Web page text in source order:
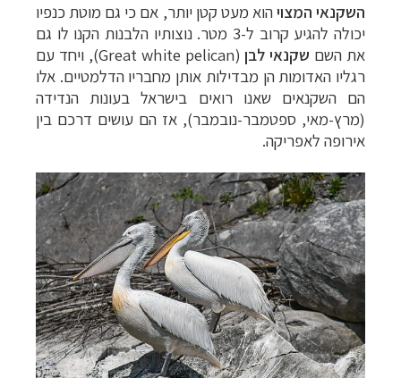
השקנאי המצויהוא מעט קטן יותר, אם כי גם מוטת כנפיו
יכולה להגיע קרוב ל-3 מטר. נוצותיו הלבנות הקנו לו גם
את השם שקנאי לבן(
Great white pelican), ויחד עם
רגליו האדומות הן מבדילות אותן מחבריו הדלמטיים. אלו
הם השקנאים שאנו רואים בישראל בעונות הנדידה
(מרץ-מאי, ספטמבר-נובמבר), אז הם עושים דרכם בין
אירופה לאפריקה.